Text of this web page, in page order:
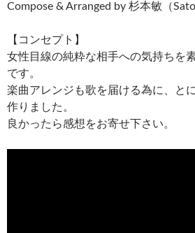
Compose & Arranged by 杉本敏（
【コンセプト】
女性目線の純粋な相手への気持ちを
です。
楽曲アレンジも歌を届ける為に、と
作りました。
良かったら感想をお寄せ下さい。